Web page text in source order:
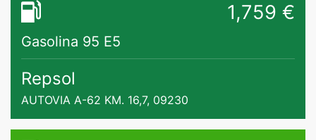
1,759 €
Gasolina 95 E5
Repsol
AUTOVIA A-62 KM. 16,7, 09230